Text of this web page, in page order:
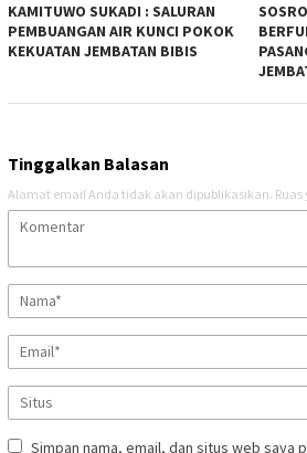
KAMITUWO SUKADI : SALURAN
PEMBUANGAN AIR KUNCI POKOK
KEKUATAN JEMBATAN BIBIS
Tinggalkan Balasan
Alamat email Anda tidak akan dipublikasikan.
Simpan nama, email, dan situs web saya